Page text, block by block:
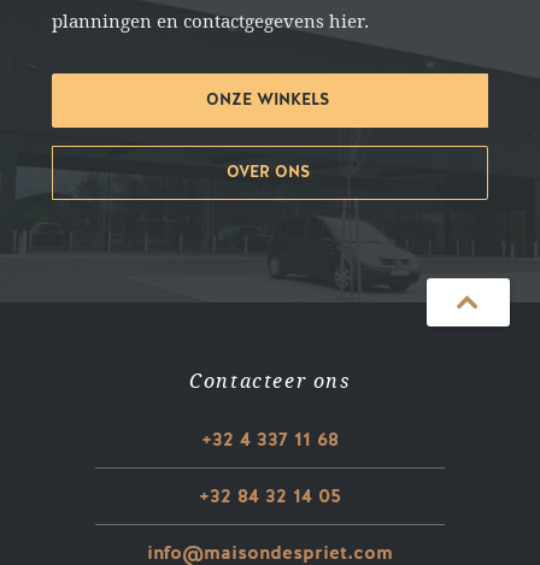
planningen en contactgegevens hier.
ONZE WINKELS
OVER ONS
Contacteer ons
+32 4 337 11 68
+32 84 32 14 05
info@maisondespriet.com